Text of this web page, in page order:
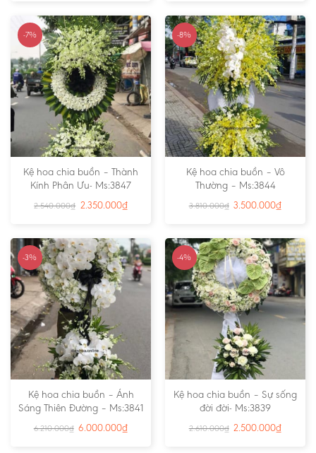
-7%
Kệ hoa chia buồn – Thành
Kính Phân Ưu- Ms:3847
2.540.000₫ 2.350.000₫
-8%
Kệ hoa chia buồn – Vô
Thường – Ms:3844
3.810.000₫ 3.500.000₫
-3%
Kệ hoa chia buồn – Ánh
Sáng Thiên Đường – Ms:3841
6.210.000₫ 6.000.000₫
-4%
Kệ hoa chia buồn – Sự sống
đời đời- Ms:3839
2.610.000₫ 2.500.000₫